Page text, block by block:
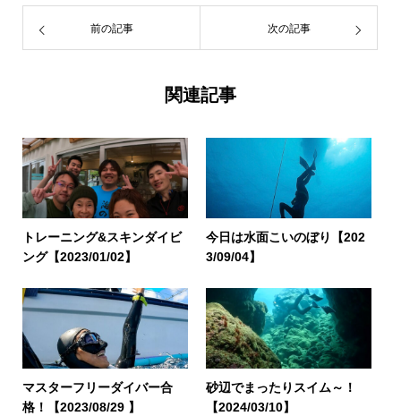
前の記事 次の記事
関連記事
トレーニング&スキンダイビ
ング【2023/01/02】
今日は水面こいのぼり【202
3/09/04】
マスターフリーダイバー合
格！【2023/08/29 】
砂辺でまったりスイム～！
【2024/03/10】